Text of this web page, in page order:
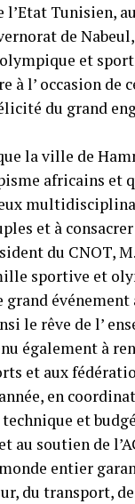
l’Etat Tunisien,
de
olympique et
à l’ occasion de
du grand
la ville de
africains et
et à
du CNOT,
sportive et
le rêve de l’
également à
et aux
en
et
au soutien de
entier
du transport,